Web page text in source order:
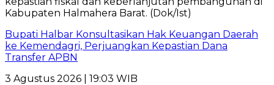
Bupati Halbar Konsultasikan Hak Keuangan Daerah
ke Kemendagri, Perjuangkan Kepastian Dana
Transfer APBN
3 Agustus 2026 | 19:03 WIB